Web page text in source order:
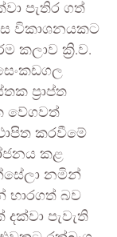
පැතිර ගත්
විකාශනයකට
කලාව ක්‍රි.ව.
ප්‍රාප්ත
වේගවත්
කරවීමේ
කළ
නමින්
භාරගත් බව
පැවැති